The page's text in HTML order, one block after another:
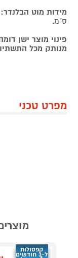
מידות מוט הבלנדר:
ס"מ.
פינוי מוצר ישן
מנותק מכל
מפרט טכני
קפסולות
ל-3 חודשים